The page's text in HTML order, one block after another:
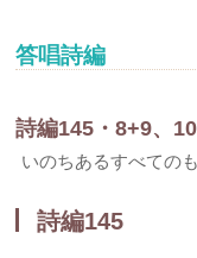
答唱詩編
詩編145・8+9、
いのちあるすべての
詩編145